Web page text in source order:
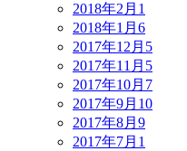
2018年2月 1
2018年1月 6
2017年12月 5
2017年11月 5
2017年10月 7
2017年9月 10
2017年8月 9
2017年7月 1